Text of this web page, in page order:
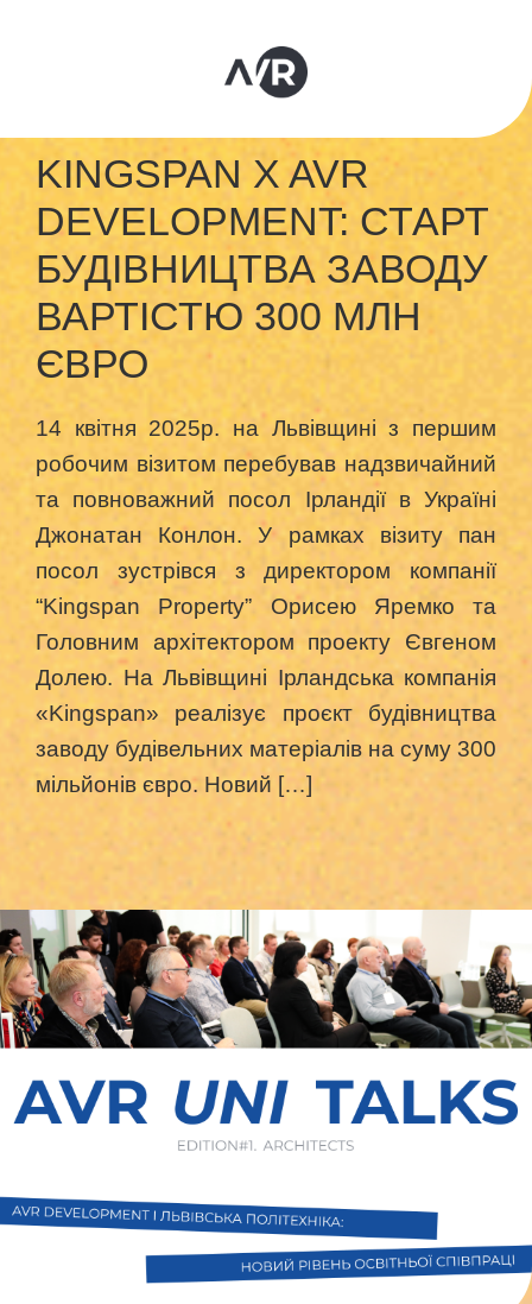
KINGSPAN X AVR
DEVELOPMENT: СТАРТ
БУДІВНИЦТВА ЗАВОДУ
ВАРТІСТЮ 300 МЛН
ЄВРО
14 квітня 2025р. на Львівщині з першим
робочим візитом перебував надзвичайний
та повноважний посол Ірландії в Україні
Джонатан Конлон. У рамках візиту пан
посол зустрівся з директором компанії
“Kingspan Property” Орисею Яремко та
Головним архітектором проекту Євгеном
Долею. На Львівщині Ірландська компанія
«Kingspan» реалізує проєкт будівництва
заводу будівельних матеріалів на суму 300
мільйонів євро. Новий […]